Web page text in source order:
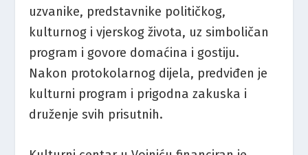
uzvanike, predstavnike političkog,
kulturnog i vjerskog života, uz simboličan
program i govore domaćina i gostiju.
Nakon protokolarnog dijela, predviđen je
kulturni program i prigodna zakuska i
druženje svih prisutnih.